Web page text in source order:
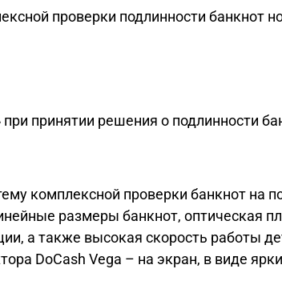
проверки подлинности банкнот
принятии решения о подлинности
комплексной проверки банкнот на
размеры банкнот, оптическая
а также высокая скорость работы
DoCash Vega – на экран, в виде